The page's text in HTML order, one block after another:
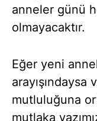
anneler günü
olmayacaktır.
Eğer yeni
arayışındaysa
mutluluğuna
mutlaka